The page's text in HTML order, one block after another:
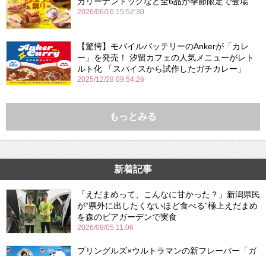
2026/06/16 15:52:30
【驚愕】モバイルバッテリーのAnkerが「カレ
ー」を発売！ 汐留カフェの人気メニューがレト
ルト化 「スパイスから試作したガチカレー」
2025/12/28 09:54:26
もっとみる
新着記事
「えだまめって、こんなに甘かった？」新潟県民
が“県外に出したくないほど食べる”極上えだまめ
を森のビアガーデンで実食
2026/08/05 11:06
プリングルズ×ウルトラマンの新フレーバー「ガ